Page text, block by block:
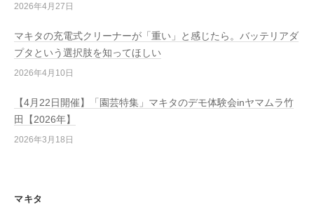
2026年4月27日
マキタの充電式クリーナーが「重い」と感じたら。バッテリアダ
プタという選択肢を知ってほしい
2026年4月10日
【4月22日開催】「園芸特集」マキタのデモ体験会inヤマムラ竹
田【2026年】
2026年3月18日
マキタ